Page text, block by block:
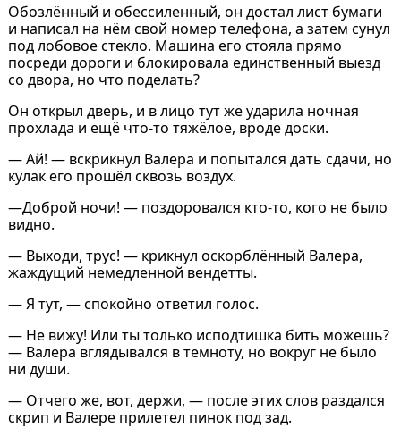
Обозлённый и обессиленный, он достал лист бумаги
и написал на нём свой номер телефона, а затем сунул
под лобовое стекло. Машина его стояла прямо
посреди дороги и блокировала единственный выезд
со двора, но что поделать?
Он открыл дверь, и в лицо тут же ударила ночная
прохлада и ещё что-то тяжёлое, вроде доски.
― Ай! ― вскрикнул Валера и попытался дать сдачи, но
кулак его прошёл сквозь воздух.
―Доброй ночи! ― поздоровался кто-то, кого не было
видно.
― Выходи, трус! ― крикнул оскорблённый Валера,
жаждущий немедленной вендетты.
― Я тут, ― спокойно ответил голос.
― Не вижу! Или ты только исподтишка бить можешь?
― Валера вглядывался в темноту, но вокруг не было
ни души.
― Отчего же, вот, держи, ― после этих слов раздался
скрип и Валере прилетел пинок под зад.